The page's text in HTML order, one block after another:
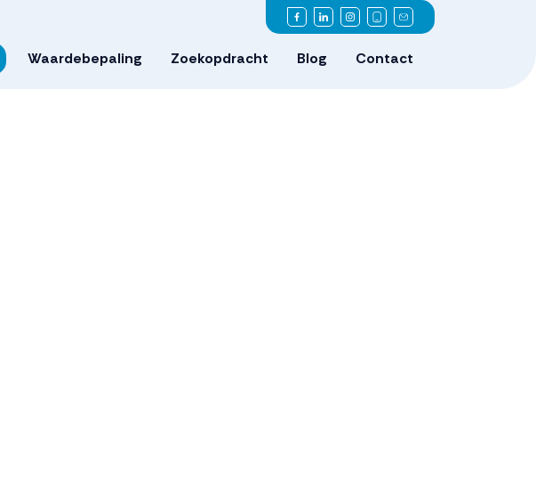
Waardebepaling Zoekopdracht Blog Contact